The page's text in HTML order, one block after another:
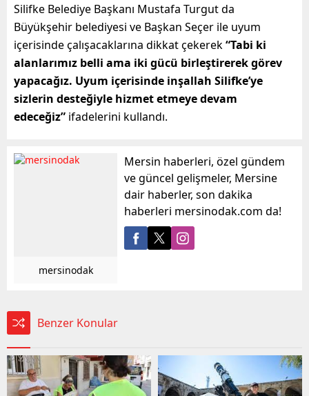
Silifke Belediye Başkanı Mustafa Turgut da
Büyükşehir belediyesi ve Başkan Seçer ile uyum
içerisinde çalışacaklarına dikkat çekerek“Tabi ki
alanlarımız belli ama iki gücü birleştirerek görev
yapacağız. Uyum içerisinde inşallah Silifke’ye
sizlerin desteğiyle hizmet etmeye devam
edeceğiz” ifadelerini kullandı.
mersinodak
Mersin haberleri, özel gündem
ve güncel gelişmeler, Mersine
dair haberler, son dakika
haberleri mersinodak.com da!
Benzer Konular